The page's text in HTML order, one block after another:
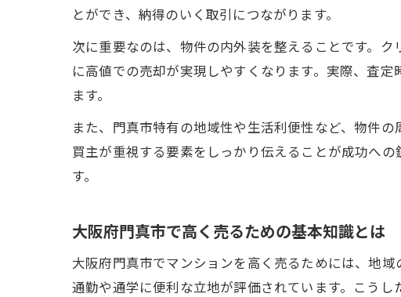
とができ、納得のいく取引につながります。
次に重要なのは、物件の内外装を整えることです。
に高値での売却が実現しやすくなります。実際、査
ます。
また、門真市特有の地域性や生活利便性など、物件
買主が重視する要素をしっかり伝えることが成功へ
す。
大阪府門真市で高く売るための基本知識とは
大阪府門真市でマンションを高く売るためには、地
通勤や通学に便利な立地が評価されています。こうし